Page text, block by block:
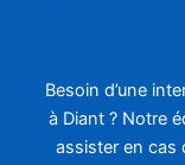
Besoin d’une
à Diant ? Notre
assister en cas